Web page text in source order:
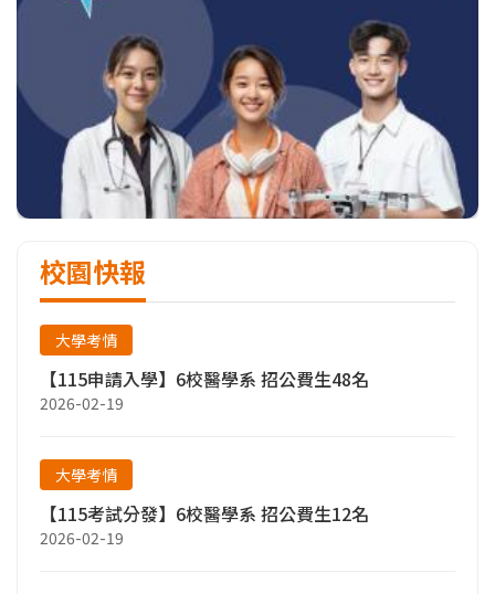
校園快報
大學考情
【115申請入學】6校醫學系 招公費生48名
2026-02-19
大學考情
【115考試分發】6校醫學系 招公費生12名
2026-02-19